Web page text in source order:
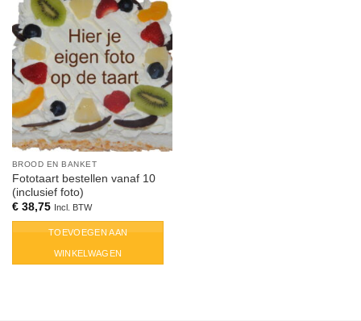
BROOD EN BANKET
Fototaart bestellen vanaf 10
(inclusief foto)
€38,75 Incl. BTW
TOEVOEGEN AAN
WINKELWAGEN